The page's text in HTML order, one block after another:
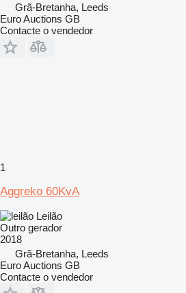
Grã-Bretanha, Leeds
Euro Auctions GB
Contacte o vendedor
1
Aggreko 60KvA
Leilão
Outro gerador
2018
Grã-Bretanha, Leeds
Euro Auctions GB
Contacte o vendedor